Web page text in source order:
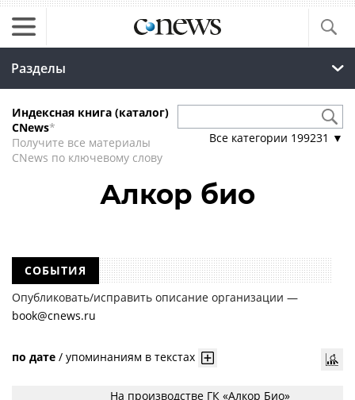
Разделы
Индексная книга (каталог)
CNews*
Получите все материалы
CNews по ключевому слову
Все категории 199231 ▼
Алкор био
СОБЫТИЯ
Опубликовать/исправить описание организации —
book@cnews.ru
по дате / упоминаниям в текстах
На производстве ГК «Алкор Био»